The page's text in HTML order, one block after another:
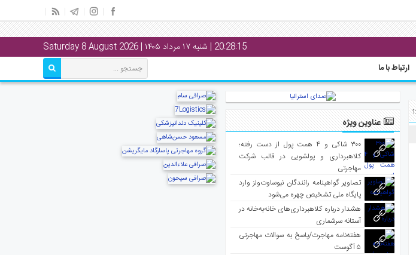
20:28:16 | شنبه ۱۷ مرداد ۱۴۰۵ | Saturday 8 August 2026
ارتباط با ما
عناوین ویژه
۳۰۰ شاکی و ۴ همت پول از دست رفته؛
کلاهبرداری و پولشویی در قالب شرکت
مهاجرتی
تصاویر گواهینامه رانندگان نیوساوت‌ولز وارد
پایگاه ملی تشخیص چهره می‌شود
هشدار درباره کلاهبرداری‌های خانه‌به‌خانه در
آستانه سرشماری
هفته‌نامه مهاجرت/پاسخ به سوالات مهاجرتی
۵ آگوست